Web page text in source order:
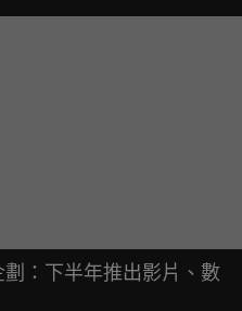
：下半年推出影片、數